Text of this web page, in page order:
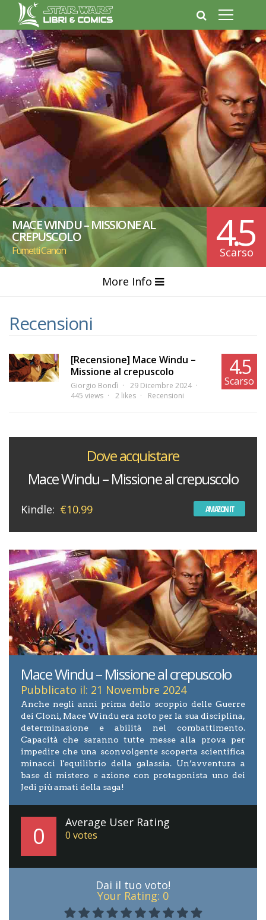
MACE WINDU – MISSIONE AL
CREPUSCOLO
Fumetti Canon 4.5
Scarso
More Info
Recensioni
[Recensione] Mace Windu –
Missione al crepuscolo
Giorgio Bondì
29 Dicembre 2024
445 views
2 likes Recensioni
4.5
Scarso
Dove acquistare
Mace Windu – Missione al crepuscolo
Kindle: €10.99 AMAZON IT
Mace Windu – Missione al crepuscolo
Pubblicato il: 21 Novembre 2024
Anche negli anni prima dello scoppio delle Guerre
dei Cloni, Mace Windu era noto per la sua disciplina,
determinazione e abilità nel combattimento.
Capacità che saranno tutte messe alla prova per
impedire che una sconvolgente scoperta scientifica
minacci l'equilibrio della galassia. Un’avventura a
base di mistero e azione con protagonista uno dei
Jedi più amati della saga!
0 Average User Rating
0 votes
Dai il tuo voto!
Your Rating: 0